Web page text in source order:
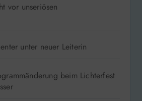
vor unseriösen
unter neuer Leiterin
beim Lichterfest